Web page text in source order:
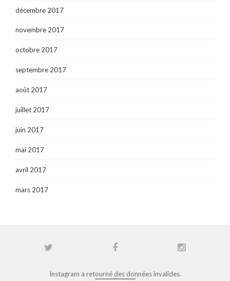
décembre 2017
novembre 2017
octobre 2017
septembre 2017
août 2017
juillet 2017
juin 2017
mai 2017
avril 2017
mars 2017
Instagram a retourné des données invalides.